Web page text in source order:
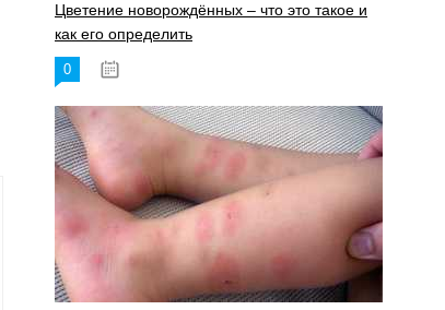
Цветение новорождённых – что это такое и
как его определить
0